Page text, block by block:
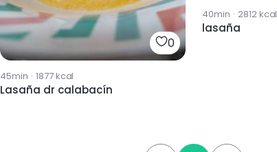
0
45min · 1877kcal
Lasaña dr calabacín
40min · 2812kcal
lasaña